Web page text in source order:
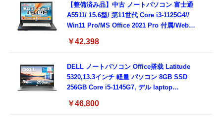
8GB,SSD256GB)
【整備済み品】中古 ノートパソコン 富士通
A5511/ 15.6型/ 第11世代 Core i3-1125G4//
Win11 Pro/MS Office 2021 Pro 付属/Webカ
3.0)/ 有線静音マウス付属/ 180日保証（メモリ
￥42,398
DELL ノートパソコン Office搭载 Latitude
5320,13.3インチ 軽量 パソコン 8GB SSD
256GB Core i5-1145G7, デル laptop
ド付き (整備済み品)
￥46,800